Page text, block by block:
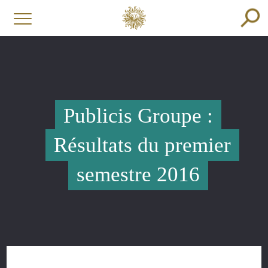
Publicis Groupe :
Résultats du premier
semestre 2016